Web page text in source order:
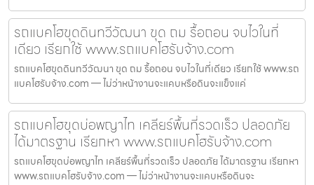
รถแบคโฮขุดดินทวีวัฒนา ขุด ถม รื้อถอน จบไวในที่
เดียว เรียกใช้ www.รถแบคโฮรับจ้าง.com
รถแบคโฮขุดดินทวีวัฒนา ขุด ถม รื้อถอน จบไวในที่เดียว เรียกใช้ www.รถ
แบคโฮรับจ้าง.com — ไม่ว่าหน้างานจะแคบหรือดินจะแข็งแค่
รถแบคโฮขุดบ่อพญาไท เคลียร์พื้นที่รวดเร็ว ปลอดภัย
ได้มาตรฐาน เรียกหา www.รถแบคโฮรับจ้าง.com
รถแบคโฮขุดบ่อพญาไท เคลียร์พื้นที่รวดเร็ว ปลอดภัย ได้มาตรฐาน เรียกหา
www.รถแบคโฮรับจ้าง.com — ไม่ว่าหน้างานจะแคบหรือดินจะ